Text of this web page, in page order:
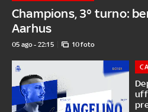
Champions, 3° turno:
Aarhus
05 ago - 22:15 10 foto